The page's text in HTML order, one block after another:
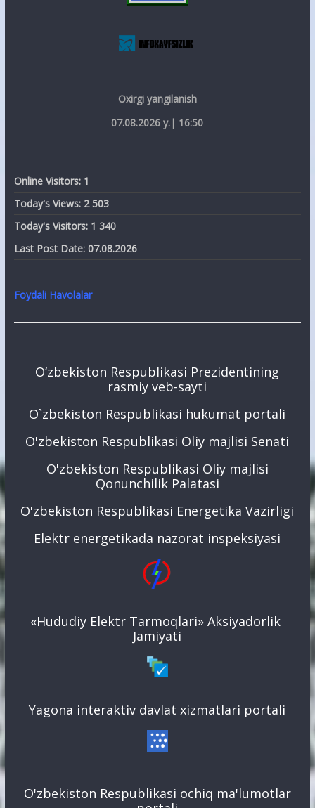
Oxirgi yangilanish
07.08.2026 y.| 16:50
Online Visitors: 1
Today's Views: 2 503
Today's Visitors: 1 340
Last Post Date: 07.08.2026
Foydali Havolalar
O‘zbekiston Respublikasi Prezidentining
rasmiy veb-sayti
O`zbekiston Respublikasi hukumat portali
O'zbekiston Respublikasi Oliy majlisi Senati
O'zbekiston Respublikasi Oliy majlisi
Qonunchilik Palatasi
O'zbekiston Respublikasi Energetika Vazirligi
Elektr energetikada nazorat inspeksiyasi
«Hududiy Elektr Tarmoqlari» Aksiyadorlik
Jamiyati
Yagona interaktiv davlat xizmatlari portali
O'zbekiston Respublikasi ochiq ma'lumotlar